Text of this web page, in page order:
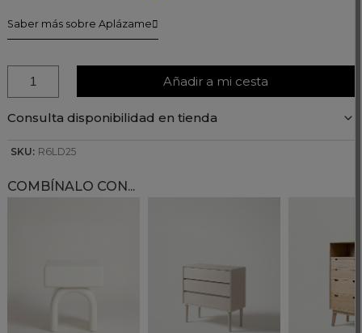
Saber más sobre Aplázame
Añadir a mi cesta
Consulta disponibilidad en tienda
SKU: R6LD25
COMBÍNALO CON...